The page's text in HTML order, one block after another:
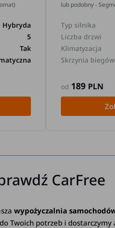
Hybryda
5
Tak
lub podobny -
Typ silnika
Liczba drzwi
Klimatyzacja
Skrzynia biegów
od 189 PLN
CarFree
wypożyczalnia
Twoich potrzeb i